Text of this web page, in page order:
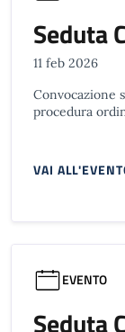
Seduta
11 feb 2026
Convocazione
procedura
VAI
EVENTO
Seduta